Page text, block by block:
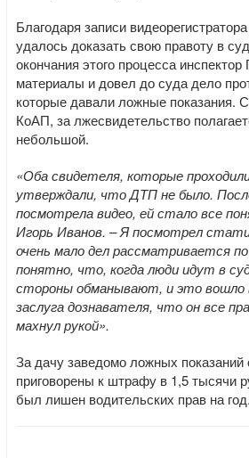
Благодаря записи
удалось доказать свою правоту в
окончания этого процесса
материалы и довел до суда дело
которые давали ложные показания.
КоАП, за лжесвидетельство
небольшой.
«Оба свидетеля, которые
утверждали, что ДТП не было.
посмотрела видео, ей стало все
Игорь Иванов. – Я посмотрел
очень мало дел рассматривается
понятно, что, когда люди идут в
стороны обманывают, и это вошло
заслуга дознавателя, что он все
махнул рукой».
За дачу заведомо ложных показаний
приговорены к штрафу в 1,5 тысячи
был лишен водительских прав на год.